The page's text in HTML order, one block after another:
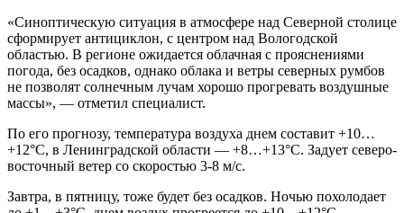
«Синоптическую ситуация в атмосфере над Северной столице
сформирует антициклон, с центром над Вологодской
областью. В регионе ожидается облачная с прояснениями
погода, без осадков, однако облака и ветры северных румбов
не позволят солнечным лучам хорошо прогревать воздушные
массы», — отметил специалист.
По его прогнозу, температура воздуха днем составит +10…
+12°С, в Ленинградской области — +8…+13°С. Задует северо-
восточный ветер со скоростью 3-8 м/с.
Завтра, в пятницу, тоже будет без осадков. Ночью похолодает